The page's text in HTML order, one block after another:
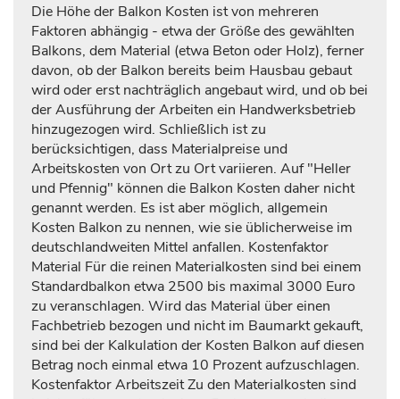
Die Höhe der Balkon Kosten ist von mehreren
Faktoren abhängig - etwa der Größe des gewählten
Balkons, dem Material (etwa Beton oder Holz), ferner
davon, ob der Balkon bereits beim Hausbau gebaut
wird oder erst nachträglich angebaut wird, und ob bei
der Ausführung der Arbeiten ein Handwerksbetrieb
hinzugezogen wird. Schließlich ist zu
berücksichtigen, dass Materialpreise und
Arbeitskosten von Ort zu Ort variieren. Auf "Heller
und Pfennig" können die Balkon Kosten daher nicht
genannt werden. Es ist aber möglich, allgemein
Kosten Balkon zu nennen, wie sie üblicherweise im
deutschlandweiten Mittel anfallen. Kostenfaktor
Material Für die reinen Materialkosten sind bei einem
Standardbalkon etwa 2500 bis maximal 3000 Euro
zu veranschlagen. Wird das Material über einen
Fachbetrieb bezogen und nicht im Baumarkt gekauft,
sind bei der Kalkulation der Kosten Balkon auf diesen
Betrag noch einmal etwa 10 Prozent aufzuschlagen.
Kostenfaktor Arbeitszeit Zu den Materialkosten sind